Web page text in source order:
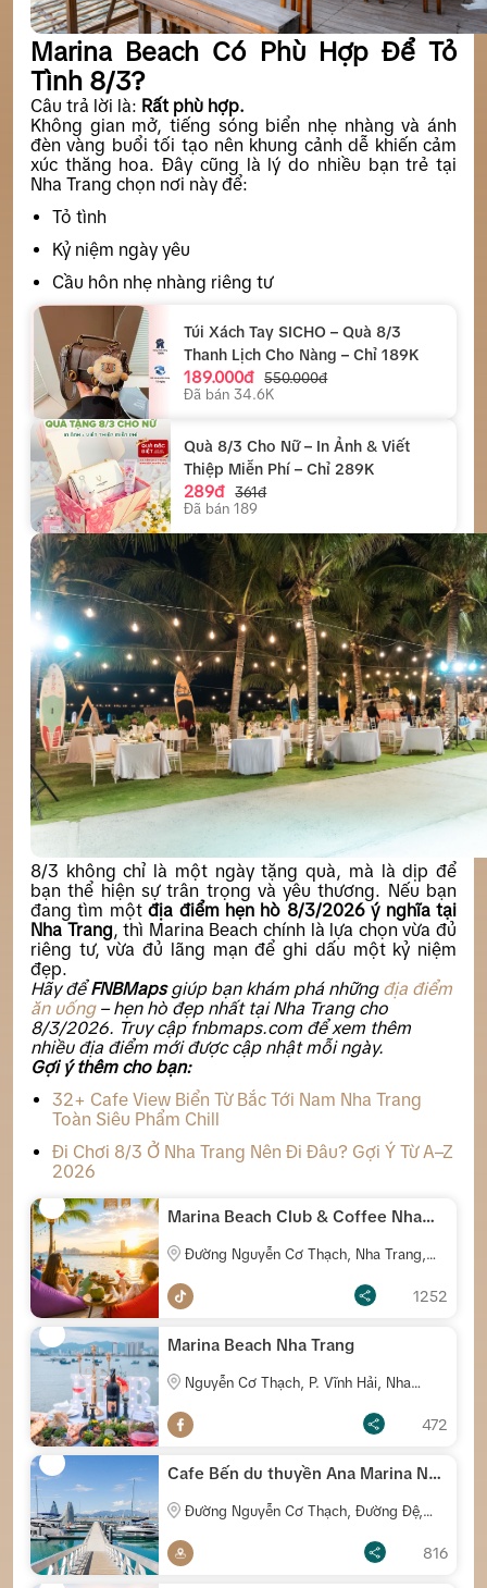
Marina Beach Có Phù Hợp Để Tỏ
Tình 8/3?
Câu trả lời là: Rất phù hợp.
Không gian mở, tiếng sóng biển nhẹ nhàng và ánh
đèn vàng buổi tối tạo nên khung cảnh dễ khiến cảm
xúc thăng hoa. Đây cũng là lý do nhiều bạn trẻ tại
Nha Trang chọn nơi này để:
Tỏ tình
Kỷ niệm ngày yêu
Cầu hôn nhẹ nhàng riêng tư
Túi Xách Tay SICHO – Quà 8/3
Thanh Lịch Cho Nàng – Chỉ 189K
189.000đ
550.000đ
Đã bán 34.6K
Quà 8/3 Cho Nữ – In Ảnh & Viết
Thiệp Miễn Phí – Chỉ 289K
289đ
361đ
Đã bán 189
8/3 không chỉ là một ngày tặng quà, mà là dịp để
bạn thể hiện sự trân trọng và yêu thương. Nếu bạn
đang tìm mộtđịa điểm hẹn hò 8/3/2026 ý nghĩa tại
Nha Trang, thì Marina Beach chính là lựa chọn vừa đủ
riêng tư, vừa đủ lãng mạn để ghi dấu một kỷ niệm
đẹp.
Hãy đểFNBMapsgiúp bạn khám phá những địa điểm
ăn uống– hẹn hò đẹp nhất tại Nha Trang cho
8/3/2026. Truy cập fnbmaps.com để xem thêm
nhiều địa điểm mới được cập nhật mỗi ngày.
Gợi ý thêm cho bạn:
32+ Cafe View Biển Từ Bắc Tới Nam Nha Trang
Toàn Siêu Phẩm Chill
Đi Chơi 8/3 Ở Nha Trang Nên Đi Đâu? Gợi Ý Từ A–Z
2026
Marina Beach Club & Coffee Nha
Đường Nguyễn Cơ Thạch, Nha Trang,
1252
Marina Beach Nha Trang
Nguyễn Cơ Thạch, P. Vĩnh Hải, Nha
472
Cafe Bến du thuyền Ana Marina Nha
Đường Nguyễn Cơ Thạch, Đường Đệ,
816